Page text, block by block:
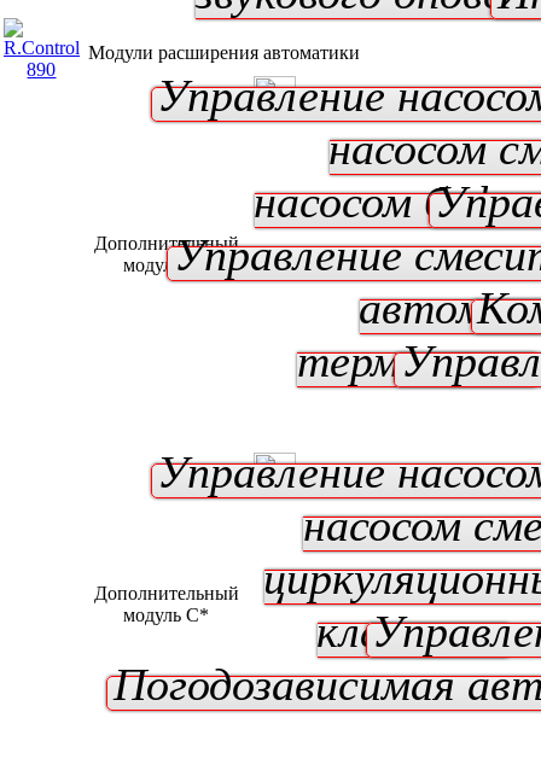
Модули расширения автоматики
Дополнительный
модуль B*
Управление
насосом
насосом
Управление
термостат
Дополнительный
модуль C*
Управление
насосом
клапаном
Погодозависимая